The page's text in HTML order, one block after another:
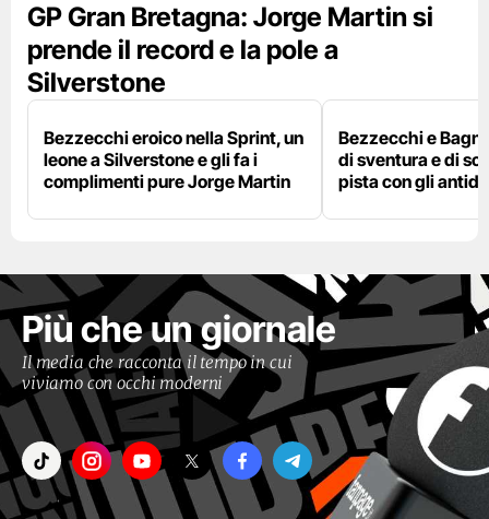
GP Gran Bretagna: Jorge Martin si
prende il record e la pole a
Silverstone
Bezzecchi eroico nella Sprint, un
leone a Silverstone e gli fa i
complimenti pure Jorge Martin
Bezzecchi e
di sventura e di
pista con gli
Più che un giornale
Il media che racconta il tempo in cui
viviamo con occhi moderni